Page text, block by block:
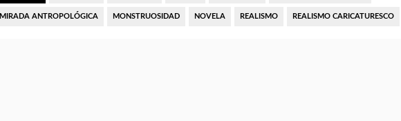
MIRADA ANTROPOLÓGICA MONSTRUOSIDAD NOVELA REALISMO REALISMO CARICATURESCO